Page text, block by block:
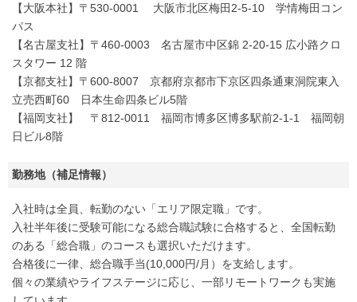
【大阪本社】〒530-0001 大阪市北区梅田2-5-10 学情梅田コン
パス
【名古屋支社】〒460-0003 名古屋市中区錦 2-20-15 広小路クロ
スタワー 12 階
【京都支社】〒600-8007 京都府京都市下京区四条通東洞院東入
立売西町60 日本生命四条ビル5階
【福岡支社】 〒812-0011 福岡市博多区博多駅前2-1-1 福岡朝
日ビル8階
勤務地（補足情報）
入社時は全員、転勤のない「エリア限定職」です。
入社半年後に受験可能になる総合職試験に合格すると、全国転勤
のある「総合職」のコースも選択いただけます。
合格後に一律、総合職手当(10,000円/月）を支給します。
個々の業績やライフステージに応じ、一部リモートワークも実施